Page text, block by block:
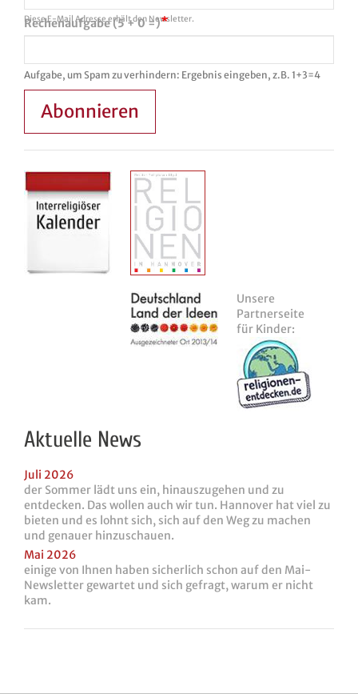
Diese E-Mail Adresse erhält den Newsletter.
Rechenaufgabe (5 + 0 =)
Aufgabe, um Spam zu verhindern: Ergebnis eingeben, z.B. 1+3=4
Abonnieren
Unsere
Partnerseite
für Kinder:
Aktuelle News
Juli 2026
der Sommer lädt uns ein, hinauszugehen und zu
entdecken. Das wollen auch wir tun. Hannover hat viel zu
bieten und es lohnt sich, sich auf den Weg zu machen
und genauer hinzuschauen.
Mai 2026
einige von Ihnen haben sicherlich schon auf den Mai-
Newsletter gewartet und sich gefragt, warum er nicht
kam.